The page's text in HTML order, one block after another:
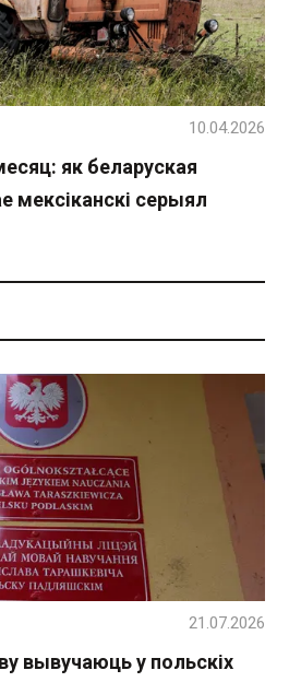
як беларуская
мексіканскі серыял
10.04.2026
вывучаюць у польскіх
21.07.2026